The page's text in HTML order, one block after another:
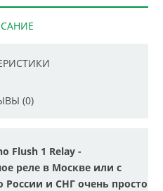
(0)
Flush 1 Relay -
реле в Москве или с
России и СНГ очень просто